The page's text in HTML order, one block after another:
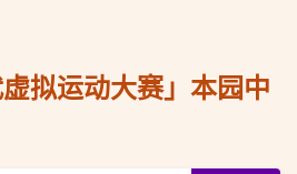
虚拟运动大赛」本园中